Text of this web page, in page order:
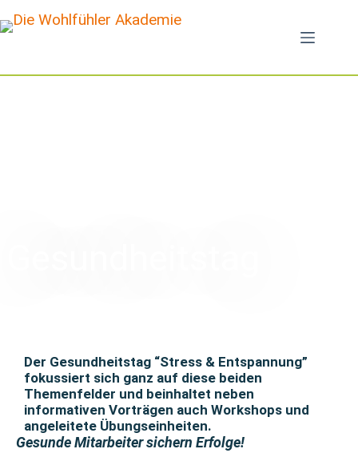
Der Gesundheitstag “Stress & Entspannung”
fokussiert sich ganz auf diese beiden
Themenfelder und beinhaltet neben
informativen Vorträgen auch Workshops und
angeleitete Übungseinheiten.
Gesunde Mitarbeiter sichern Erfolge!